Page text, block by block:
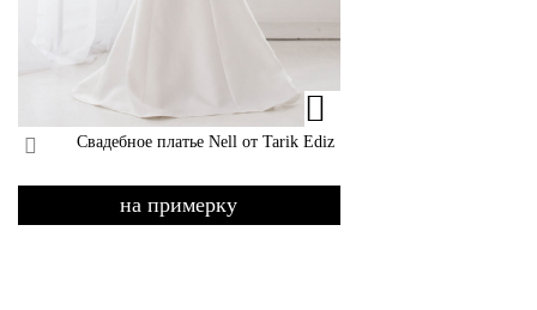
Свадебное платье Nell от Tarik Ediz
на примерку